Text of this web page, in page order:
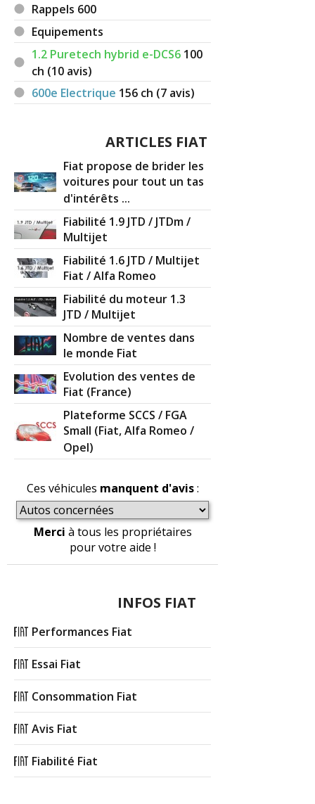
Rappels 600
Equipements
1.2 Puretech hybrid e-DCS6 100
ch (10 avis)
600e Electrique 156 ch (7 avis)
ARTICLES FIAT
Fiat propose de brider les
voitures pour tout un tas
d'intérêts ...
Fiabilité 1.9 JTD / JTDm /
Multijet
Fiabilité 1.6 JTD / Multijet
Fiat / Alfa Romeo
Fiabilité du moteur 1.3
JTD / Multijet
Nombre de ventes dans
le monde Fiat
Evolution des ventes de
Fiat (France)
Plateforme SCCS / FGA
Small (Fiat, Alfa Romeo /
Opel)
Ces véhicules manquent d'avis:
Merci à tous les propriétaires
pour votre aide !
INFOS FIAT
Performances Fiat
Essai Fiat
Consommation Fiat
Avis Fiat
Fiabilité Fiat